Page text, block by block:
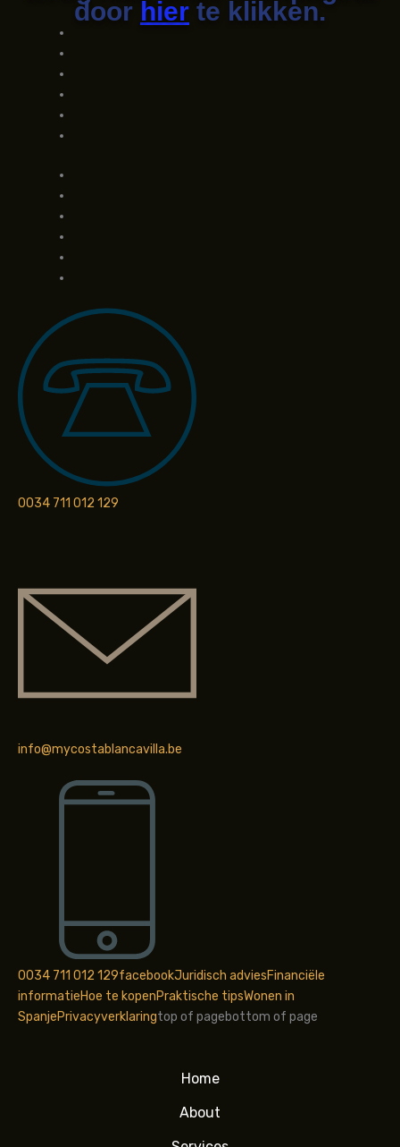
door hier te klikken.
0034 711 012 129
info@mycostablancavilla.be
0034 711 012 129facebookJuridisch adviesFinanciële
informatieHoe te kopenPraktische tipsWonen in
SpanjePrivacyverklaringtop of pagebottom of page
Home
About